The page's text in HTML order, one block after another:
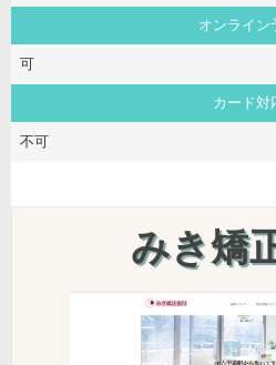
オンライン
可
カード対
不可
みき矯